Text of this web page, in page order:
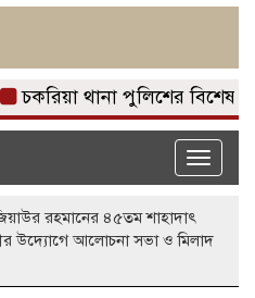
চকরিয়া থানা পুলিশের বিশেষ
Toggle
রহমানের ৪৫তম শাহাদাৎ
উদ্যোগে আলোচনা সভা ও মিলাদ